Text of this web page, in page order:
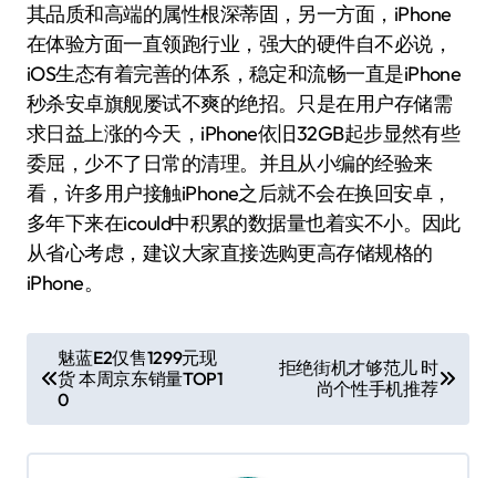
其品质和高端的属性根深蒂固，另一方面，iPhone
在体验方面一直领跑行业，强大的硬件自不必说，
iOS生态有着完善的体系，稳定和流畅一直是iPhone
秒杀安卓旗舰屡试不爽的绝招。只是在用户存储需
求日益上涨的今天，iPhone依旧32GB起步显然有些
委屈，少不了日常的清理。并且从小编的经验来
看，许多用户接触iPhone之后就不会在换回安卓，
多年下来在icould中积累的数据量也着实不小。因此
从省心考虑，建议大家直接选购更高存储规格的
iPhone。
章
导
航
魅蓝E2仅售1299元现
货 本周京东销量TOP1
0
拒绝街机才够范儿 时
尚个性手机推荐